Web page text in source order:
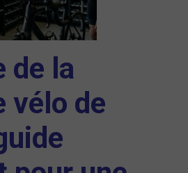
de la
vélo de